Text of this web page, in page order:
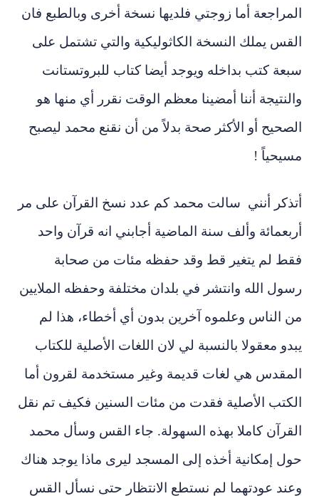
المراجعة أما زوجتي فلديها نسخة أخرى وبالطبع فان
القس يملك النسخة الكاثوليكية والتي تشتمل على
سبعة كتب بداخله ويوجد أيضا كتاب للبروتستانت
والنتيجة أننا أمضينا معظم الوقت نقرر أي منها هو
الصحيح أو الأكثر صحة بدلاً من أن نقنع محمد ليصبح
مسيحياً !
أتذكر أنني سالت محمد كم عدد نسخ القرآن على مر
أربعمائة وألف سنة الماضية أجابني انه قرآن واحد
فقط لم يتغير قط وقد حفظه مئات من صحابة
رسول الله وانتشر في بلدان مختلفة وحفظه الملايين
من الناس وعلموه آخرين بدون أي أخطاء، هذا لم
يبدو معقولا بالنسبة لي لان اللغات الأصلية للكتاب
المقدس هي لغات قديمة وغير مستخدمة لقرون أما
الكتب الأصلية فقدت من مئات السنين فكيف تم نقل
القرآن كاملا بهذه السهولة. جاء القس وسأل محمد
حول إمكانية أخذه إلى المسجد ليرى ماذا يوجد هناك
وعند عودتهما لم نستطع الانتظار حتى نسأل القس